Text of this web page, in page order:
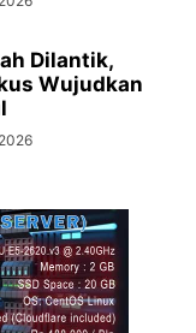
Dilantik,
Wujudkan